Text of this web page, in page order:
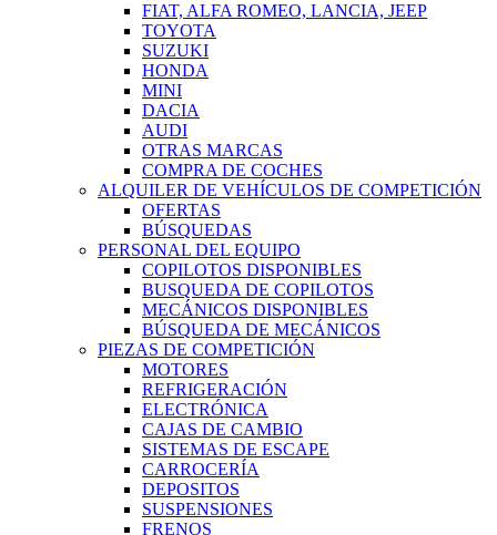
FIAT, ALFA ROMEO, LANCIA, JEEP
TOYOTA
SUZUKI
HONDA
MINI
DACIA
AUDI
OTRAS MARCAS
COMPRA DE COCHES
ALQUILER DE VEHÍCULOS DE COMPETICIÓN
OFERTAS
BÚSQUEDAS
PERSONAL DEL EQUIPO
COPILOTOS DISPONIBLES
BUSQUEDA DE COPILOTOS
MECÁNICOS DISPONIBLES
BÚSQUEDA DE MECÁNICOS
PIEZAS DE COMPETICIÓN
MOTORES
REFRIGERACIÓN
ELECTRÓNICA
CAJAS DE CAMBIO
SISTEMAS DE ESCAPE
CARROCERÍA
DEPOSITOS
SUSPENSIONES
FRENOS